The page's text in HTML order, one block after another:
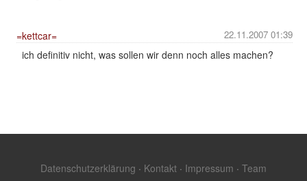
22.11.2007 01:39
=kettcar=
ich definitiv nicht, was sollen wir denn noch alles machen?
Datenschutzerklärung · Kontakt · Impressum · Team